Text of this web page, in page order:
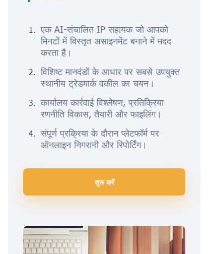
एक AI-संचालित IP सहायक जो आपको
मिनटों में विस्तृत असाइनमेंट बनाने में मदद
करता है।
विशिष्ट मानदंडों के आधार पर सबसे उपयुक्त
स्थानीय ट्रेडमार्क वकील का चयन।
कार्यालय कार्रवाई विश्लेषण, प्रतिक्रिया
रणनीति विकास, तैयारी और फाइलिंग।
संपूर्ण प्रक्रिया के दौरान प्लेटफॉर्म पर
ऑनलाइन निगरानी और रिपोर्टिंग।
शुरू करें